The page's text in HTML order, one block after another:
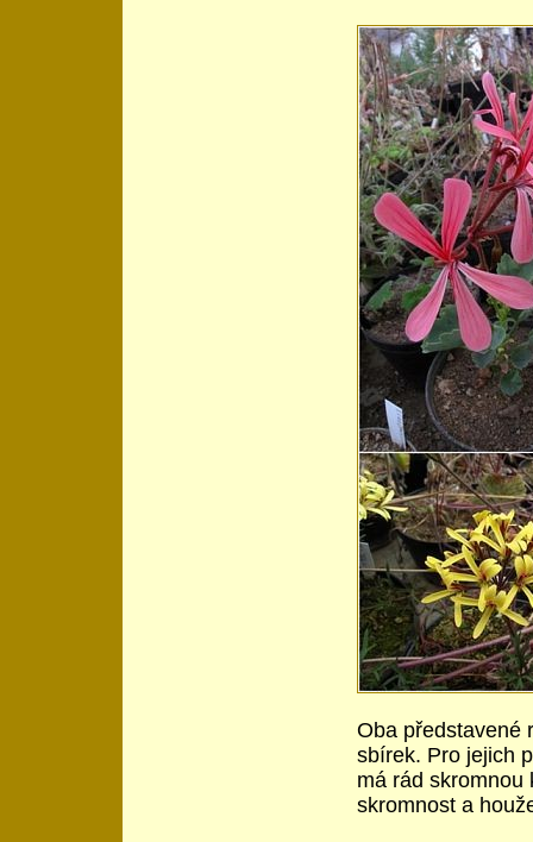
Oba představené
sbírek. Pro jejich
má rád skromnou
skromnost a